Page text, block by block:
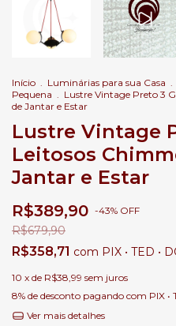
Início . Luminárias para sua Casa .
Pequena . Lustre Vintage Preto 3
de Jantar e Estar
Lustre Vintage
Leitosos
Jantar e Estar
R$389,90 -43% OFF
R$679,90
R$358,71 com PIX • TED •
10 x de R$38,99 sem juros
8% de desconto pagando com PIX •
Ver mais detalhes